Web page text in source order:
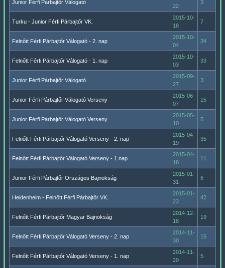
Junior Férfi Párbajtőr Válogató
22
3
Turku - Junior Férfi Párbajtőr VK.
2015-10-
18
7
Felnőtt Férfi Párbajtőr Válogató - 2. nap
2015-10-
04
34
Felnőtt Férfi Párbajtőr Válogató - 1. nap
2015-10-
03
33
Junior Férfi Párbajtőr Válogató
2015-09-
27
3
Junior Férfi Párbajtőr Válogató Verseny
2015-06-
07
15
Junior Férfi Párbajtőr Válogató Verseny
2015-05-
10
5
Felnőtt Férfi Párbajtőr Válogató Verseny - 2. nap
2015-04-
19
35
Felnőtt Férfi Párbajtőr Válogató Verseny - 1.nap
2015-04-
18
11
Junior Férfi Párbajtőr Országos Bajnokság
2015-01-
31
6
Heidenheim - Felnőtt Férfi Párbajtőr VK.
2015-01-
23
42
Felnőtt Férfi Párbajtőr Magyar Bajnokság
2014-12-
18
19
Felnőtt Férfi Párbajtőr Válogató Verseny - 2. nap
2014-11-
30
15
Felnőtt Férfi Párbajtőr Válogató Verseny - 1. nap
2014-11-
29
5